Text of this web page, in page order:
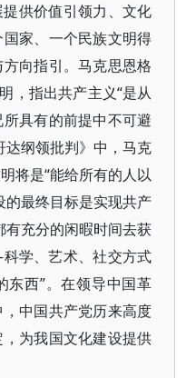
供价值引领力、文化
家、一个民族文明得
向指引。马克思恩格
，指出共产主义“是从
具有的前提中不可避
达纲领批判》中，马克
将是“能给所有的人以
的最终目标是实现共产
有充分的闲暇时间去获
学、艺术、社交方式
西”。在领导中国革
中国共产党历来高度
为我国文化建设提供